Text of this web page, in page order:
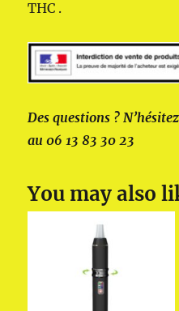
THC .
Des questions ?
au 06 13 83 30 23
You may also